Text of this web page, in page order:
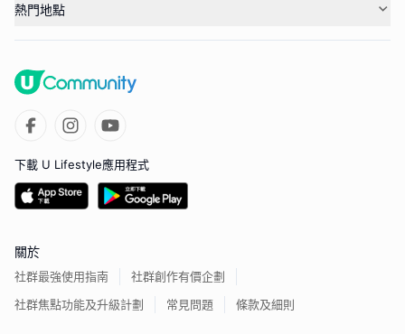
熱門地點
下載 U Lifestyle應用程式
關於
社群最強使用指南
社群創作有價企劃
社群焦點功能及升級計劃
常見問題 條款及細則